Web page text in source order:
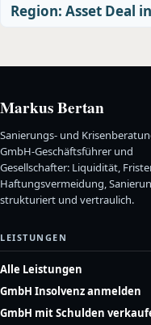
Region: Asset Deal
Markus Bertan
Sanierungs- und
GmbH-Geschäftsführer und
Gesellschafter: Liquidität,
Haftungsvermeidung,
strukturiert und vertraulich.
LEISTUNGEN
Alle Leistungen
GmbH Insolvenz anmelden
GmbH mit Schulden